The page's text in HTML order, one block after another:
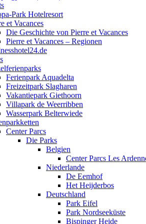
Park Hotelresort
et Vacances
Die Geschichte von Pierre et Vacances
Pierre et Vacances – Regionen
Ferienpark Aquadelta
Freizeitpark Slagharen
Vakantiepark Giethoorn
Villapark de Weerribben
Wasserpark Belterwiede
Center Parcs
Die Parks
Belgien
Center Parcs Les
Niederlande
De Eemhof
Het Heijderbos
Deutschland
Park Eifel
Park Nordseeküste
Bispinger Heide